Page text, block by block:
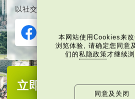
以社交媒体平台注册或登入∶
立即注册 成为当代中
本网站使用Cookies来改
浏览体验, 请确定您同意
们的私隐政策才继续浏
同意及关闭